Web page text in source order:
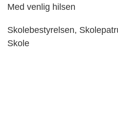
Med venlig hilsen
Skolebestyrelsen,
Skole